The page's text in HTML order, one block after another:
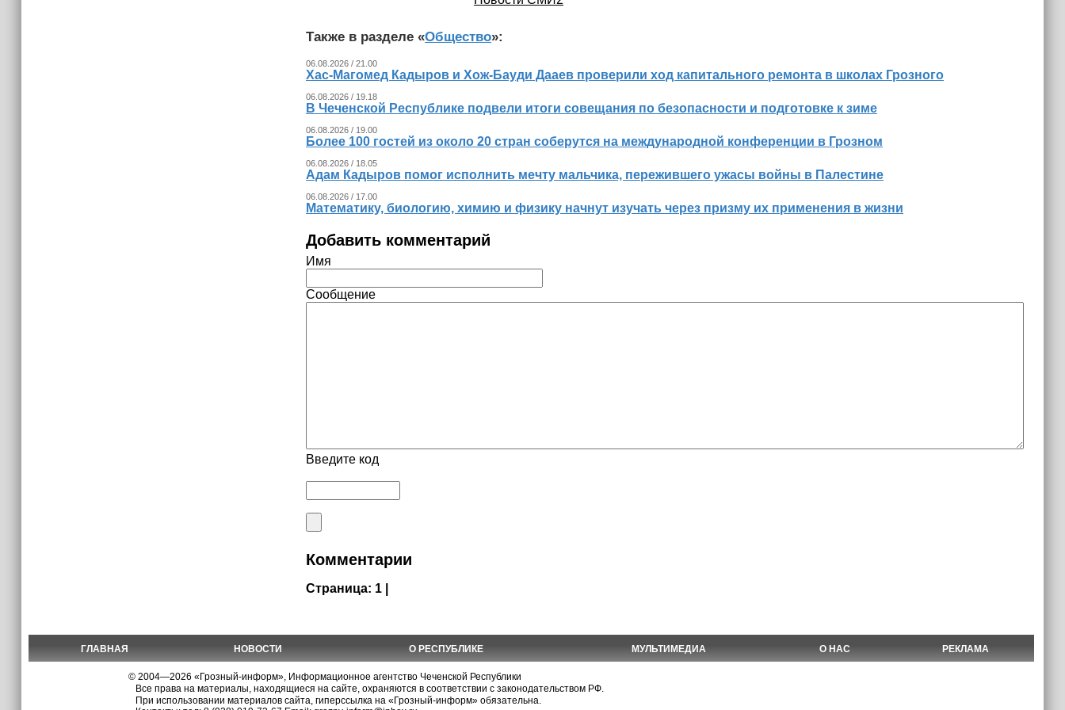
Также в разделе «Общество»:
06.08.2026 / 21.00
Хас-Магомед Кадыров и Хож-Бауди Дааев проверили ход капитального ремонта в школах Грозного
06.08.2026 / 19.18
В Чеченской Республике подвели итоги совещания по безопасности и подготовке к зиме
06.08.2026 / 19.00
Более 100 гостей из около 20 стран соберутся на международной конференции в Грозном
06.08.2026 / 18.05
Адам Кадыров помог исполнить мечту мальчика, пережившего ужасы войны в Палестине
06.08.2026 / 17.00
Математику, биологию, химию и физику начнут изучать через призму их применения в жизни
Добавить комментарий
Имя
Сообщение
Введите код
Комментарии
Страница: 1 |
ГЛАВНАЯ НОВОСТИ О РЕСПУБЛИКЕ МУЛЬТИМЕДИА О НАС РЕКЛАМА
© 2004—2026 «Грозный-информ», Информационное агентство Чеченской Республики
Все права на материалы, находящиеся на сайте, охраняются в соответствии с законодательством РФ.
При использовании материалов сайта, гиперссылка на «Грозный-информ» обязательна.